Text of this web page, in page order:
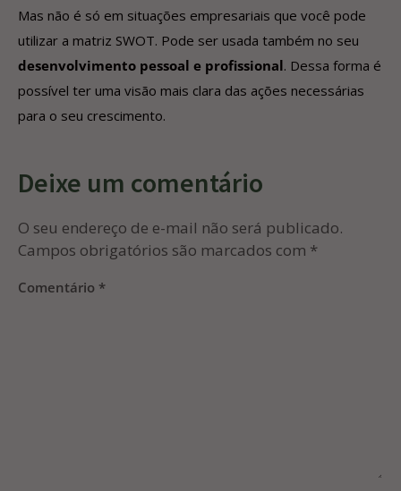
Mas não é só em situações empresariais que você pode
utilizar a matriz SWOT. Pode ser usada também no seu
desenvolvimento pessoal e profissional. Dessa forma é
possível ter uma visão mais clara das ações necessárias
para o seu crescimento.
Deixe um comentário
O seu endereço de e-mail não será publicado.
Campos obrigatórios são marcados com *
Comentário *